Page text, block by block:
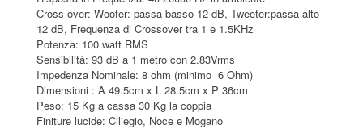
Cross-over: Woofer: passa basso 12 dB, Tweeter:passa alto
12 dB, Frequenza di Crossover tra 1 e 1.5KHz
Potenza: 100 watt RMS
Sensibilità: 93 dB a 1 metro con 2.83Vrms
Impedenza Nominale: 8 ohm (minimo 6 Ohm)
Dimensioni : A 49.5cm x L 28.5cm x P 36cm
Peso: 15 Kg a cassa 30 Kg la coppia
Finiture lucide: Ciliegio, Noce e Mogano